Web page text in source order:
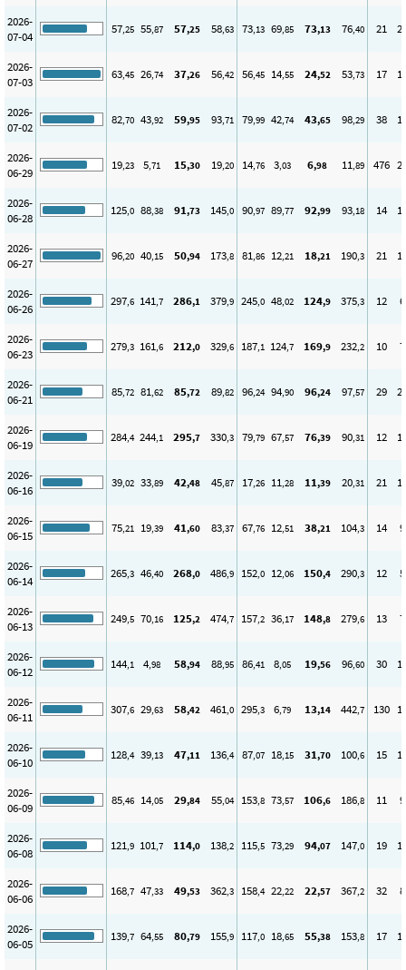
2026-
07-04
57,25 55,87 57,25 58,63 73,13 69,85 73,13 76,40 21
2026-
07-03
63,45 26,74 37,26 56,42 56,45 14,55 24,52 53,73 17
2026-
07-02
82,70 43,92 59,95 93,71 79,99 42,74 43,65 98,29 38
2026-
06-29
19,23 5,71 15,30 19,20 14,76 3,03 6,98 11,89 476
2026-
06-28
125,0 88,38 91,73 145,0 90,97 89,77 92,99 93,18 14
2026-
06-27
96,20 40,15 50,94 173,8 81,86 12,21 18,21 190,3 21
2026-
06-26
297,6 141,7 286,1 379,9 245,0 48,02 124,9 375,3 12 6
2026-
06-23
279,3 161,6 212,0 329,6 187,1 124,7 169,9 232,2 10 7
2026-
06-21
85,72 81,62 85,72 89,82 96,24 94,90 96,24 97,57 29
2026-
06-19
284,4 244,1 295,7 330,3 79,79 67,57 76,39 90,31 12
2026-
06-16
39,02 33,89 42,48 45,87 17,26 11,28 11,39 20,31 21
2026-
06-15
75,21 19,39 41,60 83,37 67,76 12,51 38,21 104,3 14 9
2026-
06-14
265,3 46,40 268,0 486,9 152,0 12,06 150,4 290,3 12 5
2026-
06-13
249,5 70,16 125,2 474,7 157,2 36,17 148,8 279,6 13 7
2026-
06-12
144,1 4,98 58,94 88,95 86,41 8,05 19,56 96,60 30
2026-
06-11
307,6 29,63 58,42 461,0 295,3 6,79 13,14 442,7 130
2026-
06-10
128,4 39,13 47,11 136,4 87,07 18,15 31,70 100,6 15
2026-
06-09
85,46 14,05 29,84 55,04 153,8 73,57 106,6 186,8 11 9
2026-
06-08
121,9 101,7 114,0 138,2 115,5 73,29 94,07 147,0 19
2026-
06-06
168,7 47,33 49,53 362,3 158,4 22,22 22,57 367,2 32 8
2026-
06-05
139,7 64,55 80,79 155,9 117,0 18,65 55,38 153,8 17